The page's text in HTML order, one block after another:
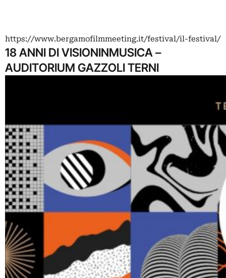
https://www.bergamofilmmeeting.it/festival/il-festival/
18 ANNI DI VISIONINMUSICA –
AUDITORIUM GAZZOLI TERNI